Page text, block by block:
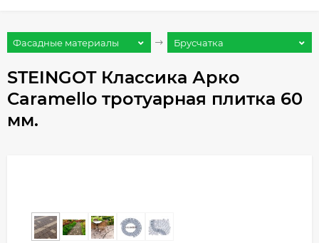
Фасадные материалы Брусчатка
STEINGOT Классика Арко
Caramello тротуарная плитка 60
мм.